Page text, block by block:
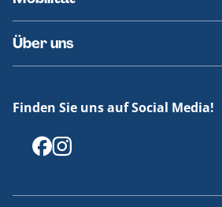
Fundsachen
Häufige Fragen
Barrierefreies Reisen
Erklärung Barrierefreiheit
Über uns
Offenlegungen
Finden Sie uns auf Social Media!